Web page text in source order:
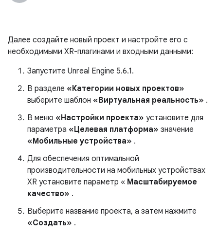
Далее создайте новый проект и настройте его с
необходимыми XR-плагинами и входными данными:
Запустите Unreal Engine 5.6.1.
В разделе «Категории новых проектов»
выберите шаблон «Виртуальная реальность» .
В меню «Настройки проекта» установите для
параметра «Целевая платформа» значение
«Мобильные устройства» .
Для обеспечения оптимальной
производительности на мобильных устройствах
XR установите параметр « Масштабируемое
качество» .
Выберите название проекта, а затем нажмите
«Создать» .